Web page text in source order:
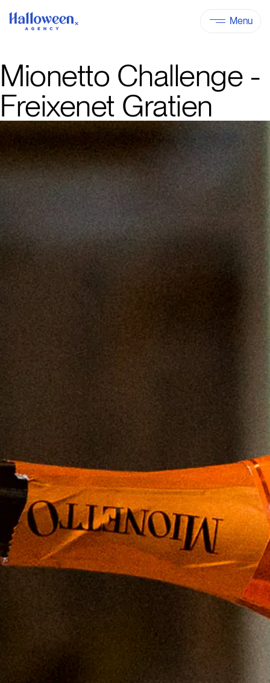
Menu
Nos réalisations
Évènementiel
Social Media
Influence
Staffing
Nos actualités
Envie de nous rejoindre ?
Mionetto Challenge -
Freixenet Gratien